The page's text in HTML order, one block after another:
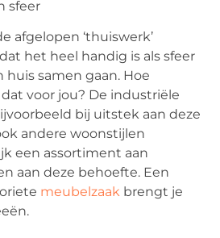
sfeer
afgelopen ‘thuiswerk’
het heel handig is als sfeer
samen gaan. Hoe
voor jou? De industriële
bij uitstek aan deze
andere woonstijlen
een assortiment aan
aan deze behoefte. Een
meubelzaak brengt je